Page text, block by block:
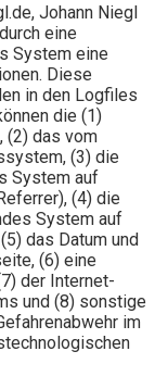
Johann Niegl
eine
System eine
Diese
in den Logfiles
die (1)
(2) das vom
(3) die
System auf
(4) die
System auf
das Datum und
(6) eine
der Internet-
und (8) sonstige
im